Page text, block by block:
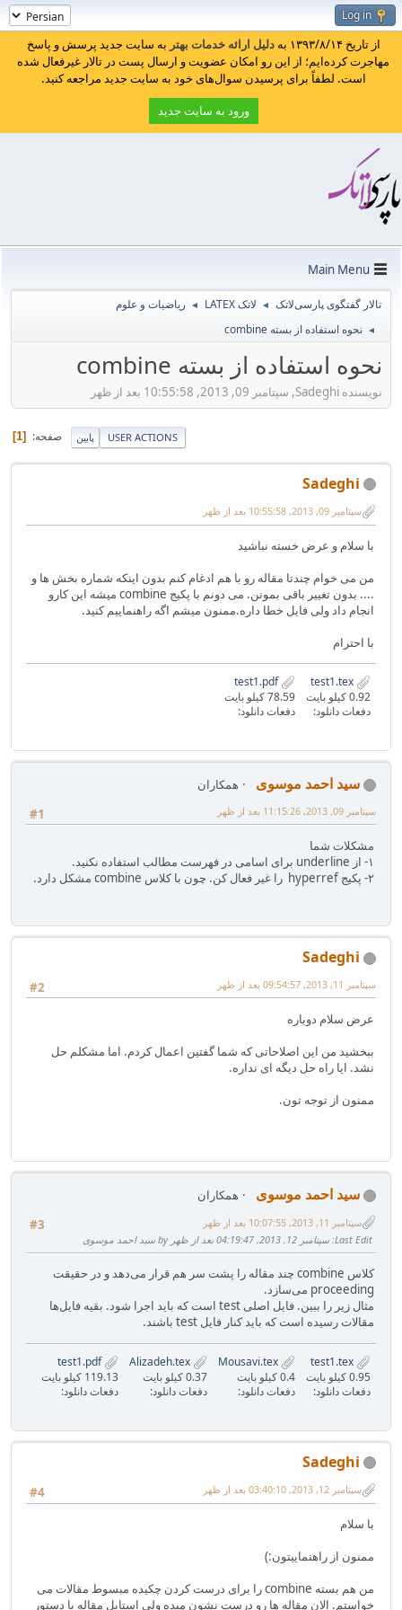
Log in
از تاریخ ۱۳۹۳/۸/۱۴ به دلیل ارائه خدمات بهتر به سایت جدید پرسش و پاسخ
مهاجرت کرده‌ایم؛ از این رو امکان عضویت و ارسال پست در تالار غیرفعال شده
است. لطفاً برای پرسیدن سوال‌های خود به سایت جدید مراجعه کنید.
ورود به سایت جدید
Main Menu
تالار گفتگوی پارسی‌لاتک ◄ لاتک LATEX ◄ ریاضیات و علوم
◄ نحوه استفاده از بسته combine
نحوه استفاده از بسته combine
نویسنده Sadeghi, سپتامبر 09, 2013, 10:55:58 بعد از ظهر
پایین صفحه 1 USER ACTIONS
Sadeghi
سپتامبر 09, 2013, 10:55:58 بعد از ظهر
با سلام و عرض خسته نباشید
من می خوام چندتا مقاله رو با هم ادغام کنم بدون اینکه شماره بخش ها و
.... بدون تغییر باقی بمونن. می دونم با پکیج combine میشه این کارو
انجام داد ولی فایل خطا داره.ممنون میشم اگه راهنماییم کنید.
با احترام
0.92 کیلو بایت
دفعات دانلود:
test1.pdf
78.59 کیلو بایت
دفعات دانلود:
سید احمد موسوی
همکاران
#1
سپتامبر 09, 2013, 11:15:26 بعد از ظهر
مشکلات شما
۱- از underline برای اسامی در فهرست مطالب استفاده نکنید.
۲- پکیج hyperref را غیر فعال کن. چون با کلاس combine مشکل دارد.
Sadeghi
#2 سپتامبر 11, 2013, 09:54:57 بعد از ظهر
عرض سلام دوباره
ببخشید من این اصلاحاتی که شما گفتین اعمال کردم. اما مشکلم حل
نشد. ایا راه حل دیگه ای نداره.
ممنون از توجه تون.
سید احمد موسوی
همکاران
#3
سپتامبر 11, 2013, 10:07:55 بعد از ظهر
Last Edit: سپتامبر 12, 2013, 04:19:47 بعد از ظهر by سید احمد موسوی
کلاس combine چند مقاله را پشت سر هم قرار می‌دهد و در حقیقت
proceeding می‌سازد.
مثال زیر را ببین. فایل اصلی test است که باید اجرا شود. بقیه فایل‌ها
مقالات رسیده است که باید کنار فایل test باشند.
0.95 کیلو بایت
دفعات دانلود:
0.4 کیلو بایت
دفعات دانلود:
0.37 کیلو بایت
دفعات دانلود:
test1.pdf
119.13 کیلو بایت
دفعات دانلود:
Sadeghi
#4 سپتامبر 12, 2013, 03:40:10 بعد از ظهر
با سلام
ممنون از راهنماییتون:)
من هم بسته combine را برای درست کردن چکیده مبسوط مقالات می
خواستم. الان مقاله ها رو درست نشون میده ولی استایل مقاله با دستور